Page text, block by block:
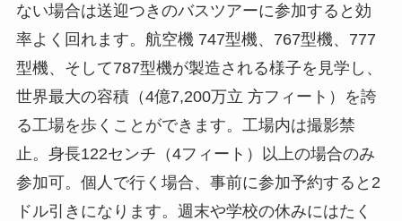
ない場合は送迎つきのバスツアーに参加すると効
率よく回れます。航空機 747型機、767型機、777
型機、そして787型機が製造される様子を見学し、
世界最大の容積（4億7,200万立 方フィート）を誇
る工場を歩くことができます。工場内は撮影禁
止。身長122センチ（4フィート）以上の場合のみ
参加可。個人で行く場合、事前に参加予約すると2
ドル引きになります。週末や学校の休みにはたく